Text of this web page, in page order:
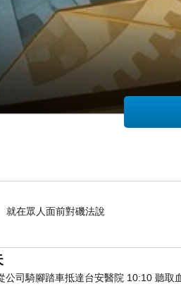
在眾人面前對磯法說
司騎腳踏車抵達台安醫院 10:10 聽